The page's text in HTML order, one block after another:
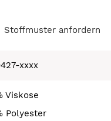
Stoffmuster anfordern
xxxx
Viskose
Polyester